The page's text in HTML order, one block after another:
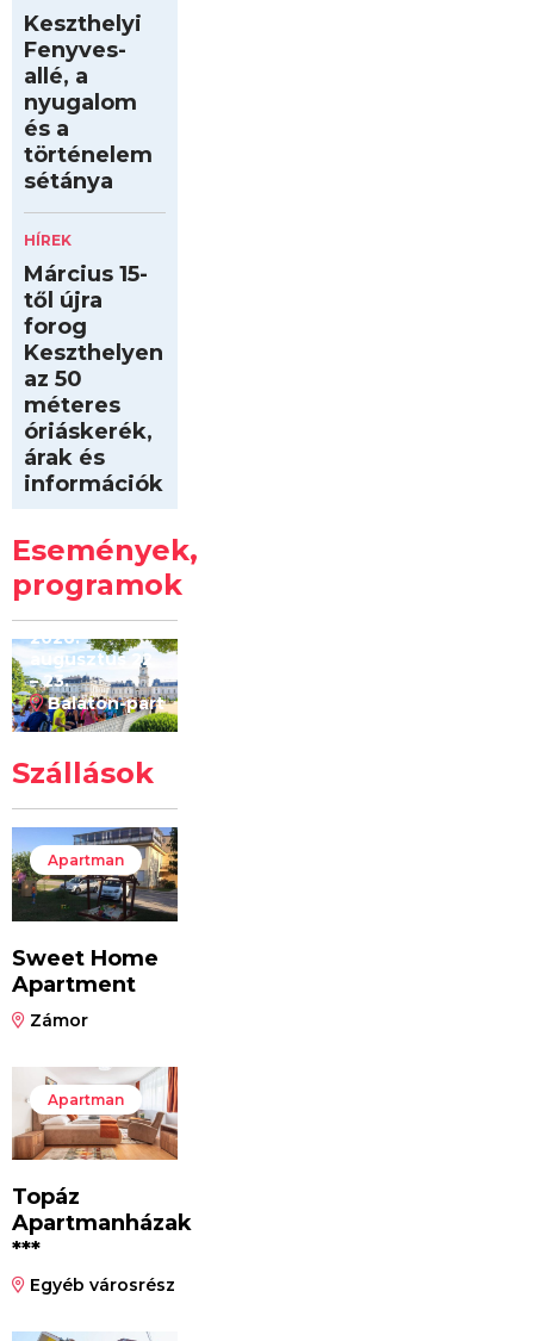
Keszthelyi
Fenyves-
allé, a
nyugalom
és a
történelem
sétánya
HÍREK
Március 15-
től újra
forog
Keszthelyen
az 50
méteres
óriáskerék,
árak és
információk
Események,
programok
Kilóméterek
2026
2026.
augusztus 22
– 23.
Balaton-part
Szállások
Apartman
Sweet Home
Apartment
Zámor
Apartman
Topáz
Apartmanházak
***
Egyéb városrész